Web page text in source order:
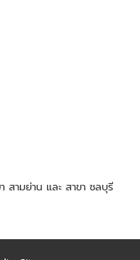
ามย่าน และ สาขา ชลบุรี